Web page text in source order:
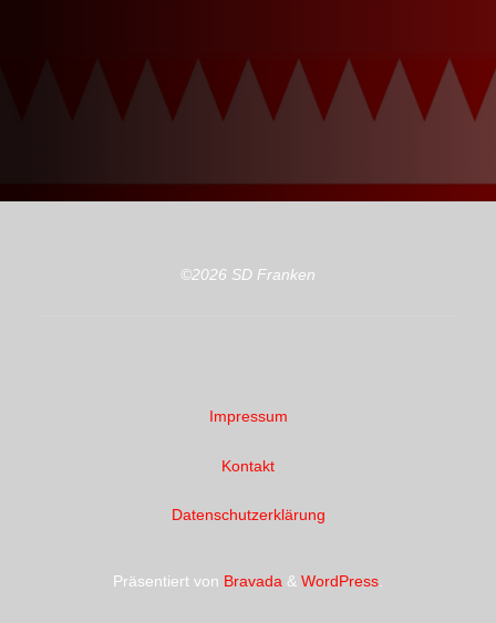
©2026 SD Franken
Impressum
Kontakt
Datenschutzerklärung
Präsentiert von Bravada & WordPress